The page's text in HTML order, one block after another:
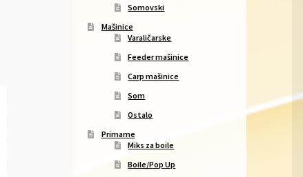
Somovski
Mašinice
Varaličarske
Feeder mašinice
Carp mašinice
Som
Ostalo
Primame
Miks za boile
Boile/Pop Up